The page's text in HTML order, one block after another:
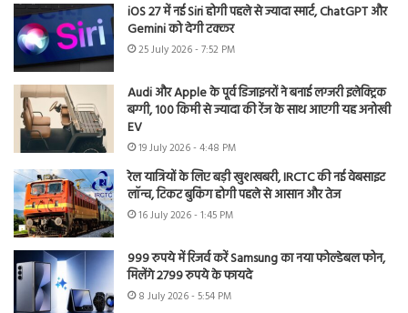
iOS 27 में नई Siri होगी पहले से ज्यादा स्मार्ट, ChatGPT और
Gemini को देगी टक्कर
25 July 2026 - 7:52 PM
Audi और Apple के पूर्व डिजाइनरों ने बनाई लग्जरी इलेक्ट्रिक
बग्गी, 100 किमी से ज्यादा की रेंज के साथ आएगी यह अनोखी
EV
19 July 2026 - 4:48 PM
रेल यात्रियों के लिए बड़ी खुशखबरी, IRCTC की नई वेबसाइट
लॉन्च, टिकट बुकिंग होगी पहले से आसान और तेज
16 July 2026 - 1:45 PM
999 रुपये में रिजर्व करें Samsung का नया फोल्डेबल फोन,
मिलेंगे 2799 रुपये के फायदे
8 July 2026 - 5:54 PM